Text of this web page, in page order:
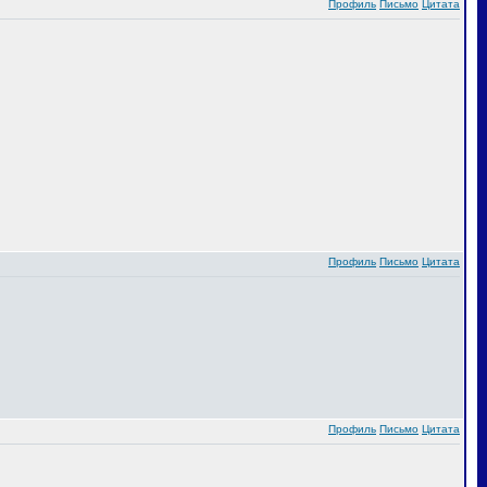
Профиль Письмо Цитата
Профиль Письмо Цитата
Профиль Письмо Цитата